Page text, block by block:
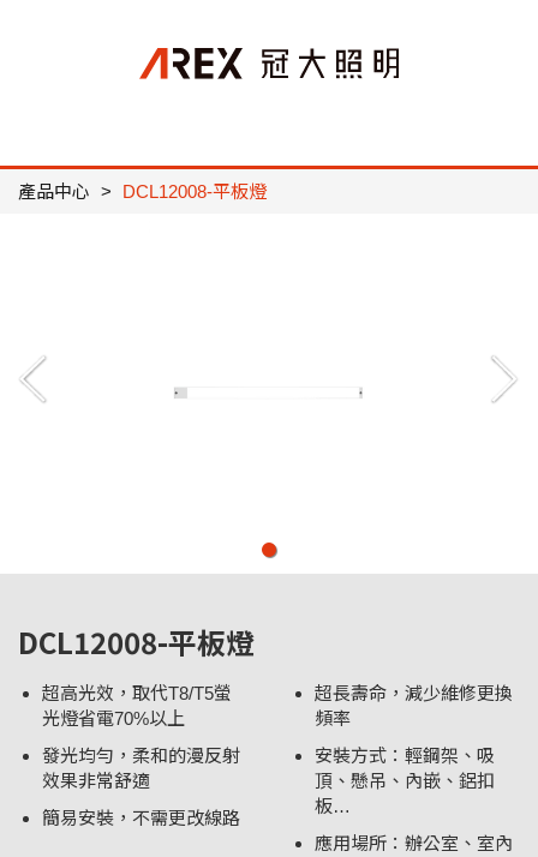
產品中心 DCL12008-平板燈
DCL12008-平板燈
超高光效，取代T8/T5螢
光燈省電70%以上
發光均勻，柔和的漫反射
效果非常舒適
簡易安裝，不需更改線路
超長壽命，減少維修更換
頻率
安裝方式：輕鋼架、吸
頂、懸吊、內嵌、鋁扣
板…
應用場所：辦公室、室內